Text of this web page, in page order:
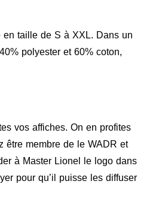
en taille de S à XXL. Dans un
polyester et 60% coton,
vos affiches. On en profites
être membre de le WADR et
à Master Lionel le logo dans
pour qu’il puisse les diffuser